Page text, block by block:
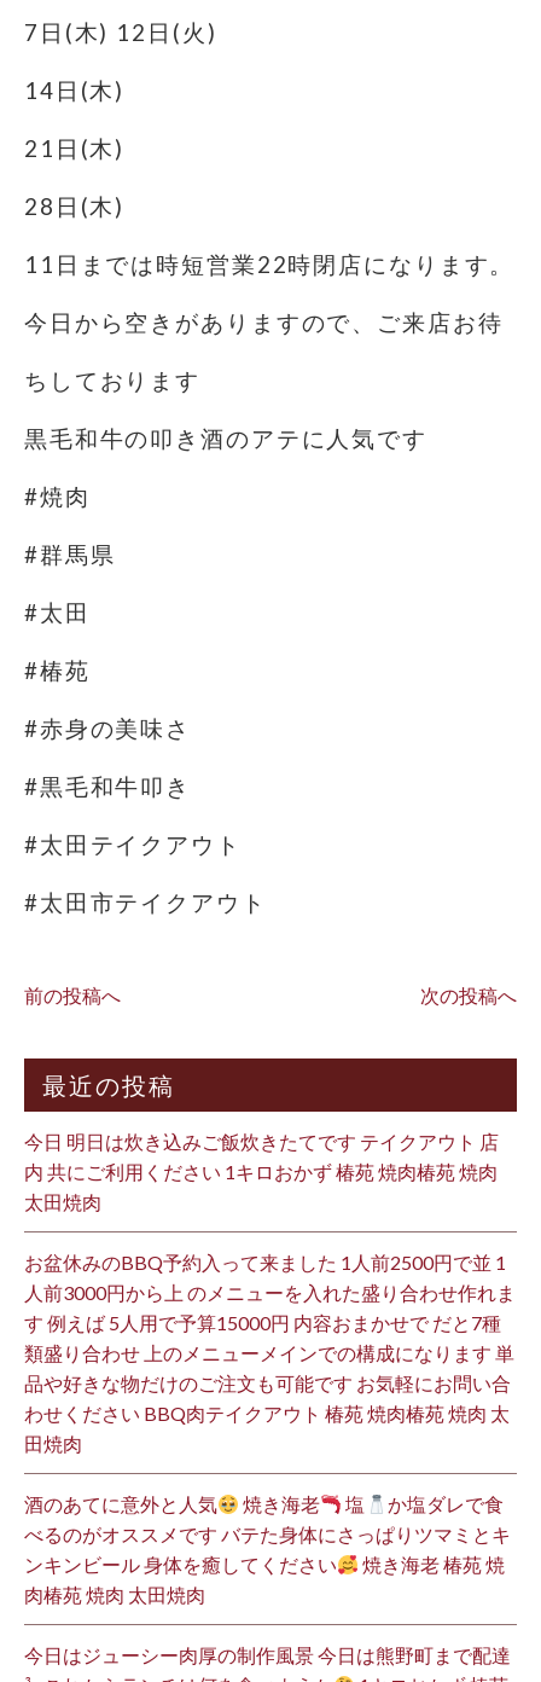
7日(木) 12日(火)
14日(木)
21日(木)
28日(木)
11日までは時短営業22時閉店になります。
今日から空きがありますので、ご来店お待
ちしております
黒毛和牛の叩き酒のアテに人気です
#焼肉
#群馬県
#太田
#椿苑
#赤身の美味さ
#黒毛和牛叩き
#太田テイクアウト
#太田市テイクアウト
前の投稿へ 次の投稿へ
最近の投稿
今日 明日は炊き込みご飯炊きたてです テイクアウト 店
内 共にご利用ください 1キロおかず 椿苑 焼肉椿苑 焼肉
太田焼肉
お盆休みのBBQ予約入って来ました 1人前2500円で並 1
人前3000円から上 のメニューを入れた盛り合わせ作れま
す 例えば 5人用で予算15000円 内容おまかせで だと7種
類盛り合わせ 上のメニューメインでの構成になります 単
品や好きな物だけのご注文も可能です お気軽にお問い合
わせください BBQ肉テイクアウト 椿苑 焼肉椿苑 焼肉 太
田焼肉
酒のあてに意外と人気 焼き海老 塩
か塩ダレで食
べるのがオススメです バテた身体にさっぱりツマミとキ
ンキンビール 身体を癒してください
焼き海老 椿苑 焼
肉椿苑 焼肉 太田焼肉
今日はジューシー肉厚の制作風景 今日は熊野町まで配達